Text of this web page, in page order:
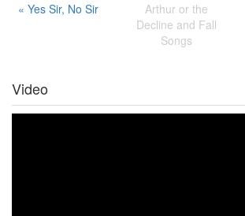
« Yes Sir, No Sir
Arthur or the
Decline and Fall
Songs
Video